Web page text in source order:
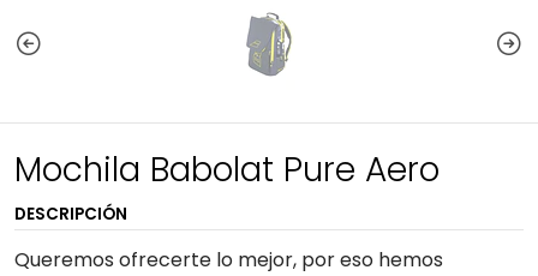
Mochila Babolat Pure Aero
DESCRIPCIÓN
Queremos ofrecerte lo mejor, por eso hemos